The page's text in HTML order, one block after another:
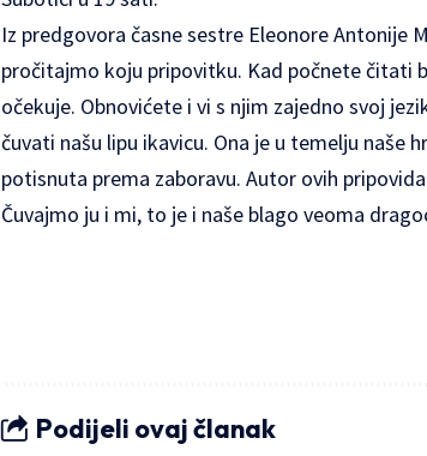
Iz predgovora časne sestre Eleonore Antonije
pročitajmo koju pripovitku. Kad počnete čitati
očekuje. Obnovićete i vi s njim zajedno svoj
čuvati našu lipu ikavicu. Ona je u temelju
potisnuta prema zaboravu. Autor ovih
Čuvajmo ju i mi, to je i naše blago veoma
Podijeli ovaj članak